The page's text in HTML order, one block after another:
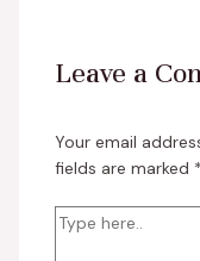
Leave a
Your email
fields are marked *